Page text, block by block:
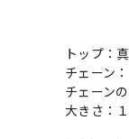
トップ：
チェーン
チェーン
大きさ：